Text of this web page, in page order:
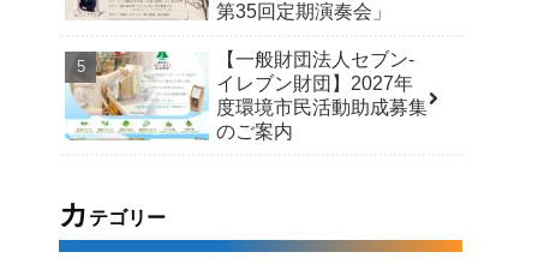
第35回定期演奏会」
【一般財団法人セブン-
イレブン財団】2027年
度環境市民活動助成募集
のご案内
カ テゴリー